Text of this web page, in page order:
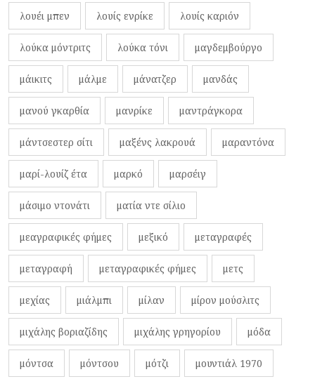
λουέι μπεν λουίς ενρίκε λουίς καριόν
λούκα μόντριτς λούκα τόνι μαγδεμβούργο
μάικιτς μάλμε μάνατζερ μανδάς
μανού γκαρθία μανρίκε μαντράγκορα
μάντσεστερ σίτι μαξένς λακρουά μαραντόνα
μαρί-λουίζ έτα μαρκό μαρσέιγ
μάσιμο ντονάτι ματία ντε σίλιο
μεαγραφικές φήμες μεξικό μεταγραφές
μεταγραφή μεταγραφικές φήμες μετς
μεχίας μιάλμπι μίλαν μίρον μούσλιτς
μιχάλης βοριαζίδης μιχάλης γρηγορίου μόδα
μόντσα μόντσου μότζι μουντιάλ 1970